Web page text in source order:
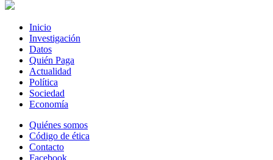
Inicio
Investigación
Datos
Quién Paga
Actualidad
Política
Sociedad
Economía
Quiénes somos
Código de ética
Contacto
Facebook